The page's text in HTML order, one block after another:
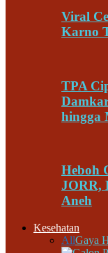
Viral
Karno
TPA
hingga
Heboh
JORR,
Aneh
Kesehatan
AllGaya